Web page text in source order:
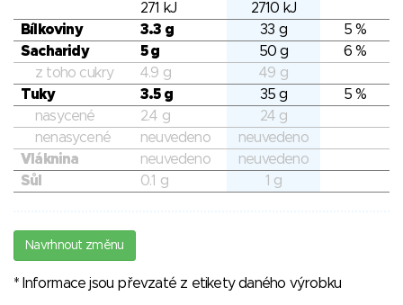
271 kJ
2710 kJ
Bílkoviny
3.3 g 33 g
5 %
Sacharidy
5 g 50 g
6 %
z toho cukry
4.9 g
49 g
Tuky
3.5 g 35 g
5 %
nasycené
2.4 g
24 g
nenasycené
neuvedeno
neuvedeno
Vláknina
neuvedeno
neuvedeno
Sůl
0.1 g 1 g
Navrhnout změnu
* Informace jsou převzaté z etikety daného výrobku